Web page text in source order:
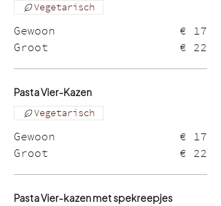
Gewoon
€ 17
Groot
€ 22
Vegetarisch
Pasta Vier-Kazen
Gewoon
€ 17
Groot
€ 22
Vegetarisch
Pasta Vier-kazen met spekreepjes